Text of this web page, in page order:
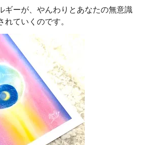
ギーが、やんわりとあなたの無意識
れていくのです。